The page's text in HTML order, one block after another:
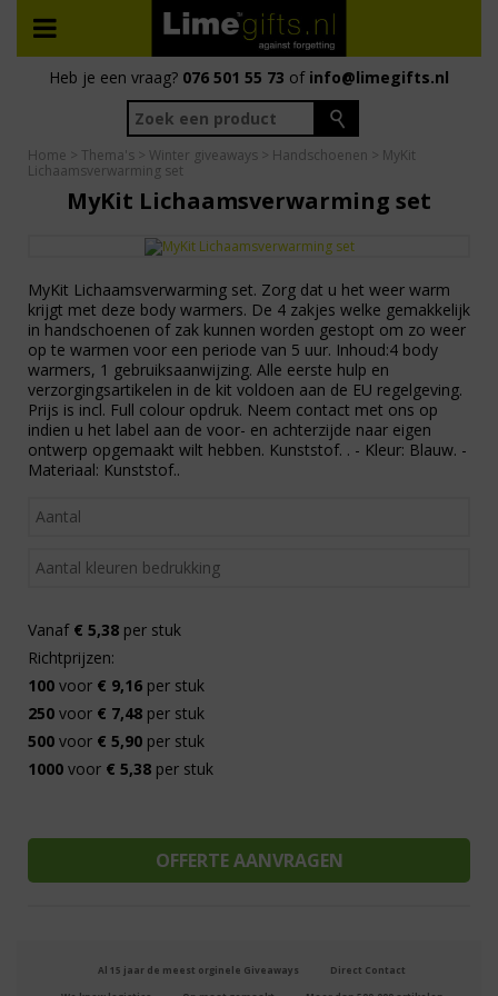
Heb je een vraag? 076 501 55 73 of info@limegifts.nl
Home > Thema's > Winter giveaways > Handschoenen > MyKit
Lichaamsverwarming set
MyKit Lichaamsverwarming set
MyKit Lichaamsverwarming set. Zorg dat u het weer warm
krijgt met deze body warmers. De 4 zakjes welke gemakkelijk
in handschoenen of zak kunnen worden gestopt om zo weer
op te warmen voor een periode van 5 uur. Inhoud:4 body
warmers, 1 gebruiksaanwijzing. Alle eerste hulp en
verzorgingsartikelen in de kit voldoen aan de EU regelgeving.
Prijs is incl. Full colour opdruk. Neem contact met ons op
indien u het label aan de voor- en achterzijde naar eigen
ontwerp opgemaakt wilt hebben. Kunststof. . - Kleur: Blauw. -
Materiaal: Kunststof..
Vanaf € 5,38 per stuk
Richtprijzen:
100 voor € 9,16 per stuk
250 voor € 7,48 per stuk
500 voor € 5,90 per stuk
1000 voor € 5,38 per stuk
Al 15 jaar de meest orginele Giveaways Direct Contact